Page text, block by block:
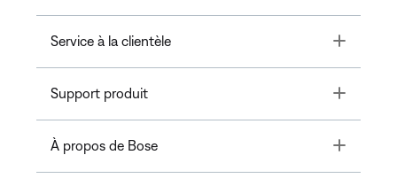
Service à la clientèle Toggle
Support produit Toggle
À propos de Bose Toggle